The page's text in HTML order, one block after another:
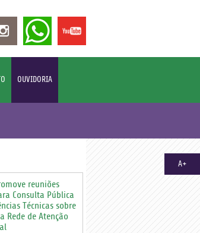
A+
OUVIDORIA
reuniões
Consulta Pública
Técnicas sobre
Rede de Atenção